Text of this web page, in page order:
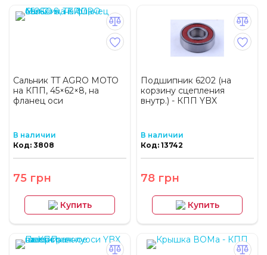
Сальник TT AGRO MOTO
на КПП, 45×62×8, на
фланец оси
В наличии
Код: 3808
75 грн
Купить
Подшипник 6202 (на
корзину сцепления
внутр.) - КПП YBX
В наличии
Код: 13742
78 грн
Купить